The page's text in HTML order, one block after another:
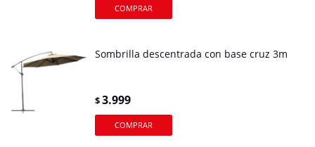
Sombrilla descentrada con base cruz 3m
$3.999